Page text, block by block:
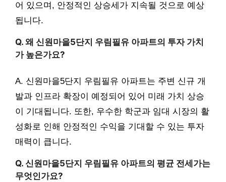
어 있으며, 안정적인 상승세가 지속될 것으로 예상
됩니다.
Q. 왜 신원마을5단지 우림필유 아파트의 투자 가치
가 높은가요?
A. 신원마을5단지 우림필유 아파트는 주변 신규 개
발과 인프라 확장이 예정되어 있어 미래 가치 상승
이 기대됩니다. 또한, 우수한 학군과 임대 시장의 활
성화로 인해 안정적인 수익을 기대할 수 있는 투자
매력이 큽니다.
Q. 신원마을5단지 우림필유 아파트의 평균 전세가는
무엇인가요?